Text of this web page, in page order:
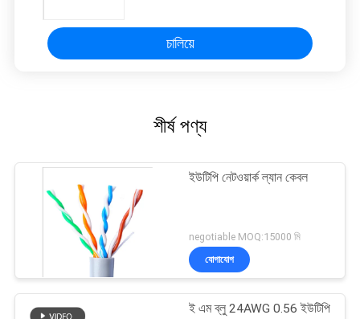
চালিয়ে
শীর্ষ পণ্য
ইউটিপি নেটওয়ার্ক ল্যান কেবল
negotiable MOQ:15000 মি
যোগাযোগ
ই এম ব্লু 24AWG 0.56 ইউটিপি